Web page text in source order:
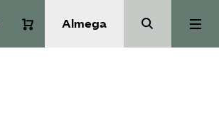
Almega